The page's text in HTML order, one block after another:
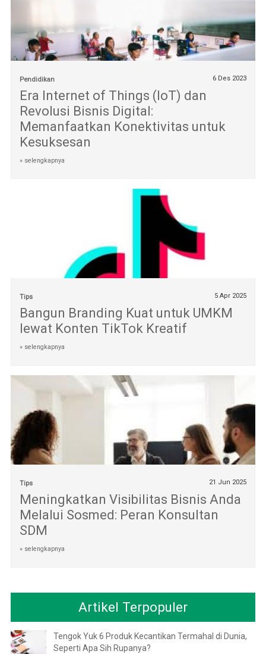
Pendidikan 6 Des 2023
Era Internet of Things (IoT) dan
Revolusi Bisnis Digital:
Memanfaatkan Konektivitas untuk
Kesuksesan
» selengkapnya
Tips 5 Apr 2025
Bangun Branding Kuat untuk UMKM
lewat Konten TikTok Kreatif
» selengkapnya
Tips 21 Jun 2025
Meningkatkan Visibilitas Bisnis Anda
Melalui Sosmed: Peran Konsultan
SDM
» selengkapnya
Artikel Terpopuler
Tengok Yuk 6 Produk Kecantikan Termahal di Dunia,
Seperti Apa Sih Rupanya?